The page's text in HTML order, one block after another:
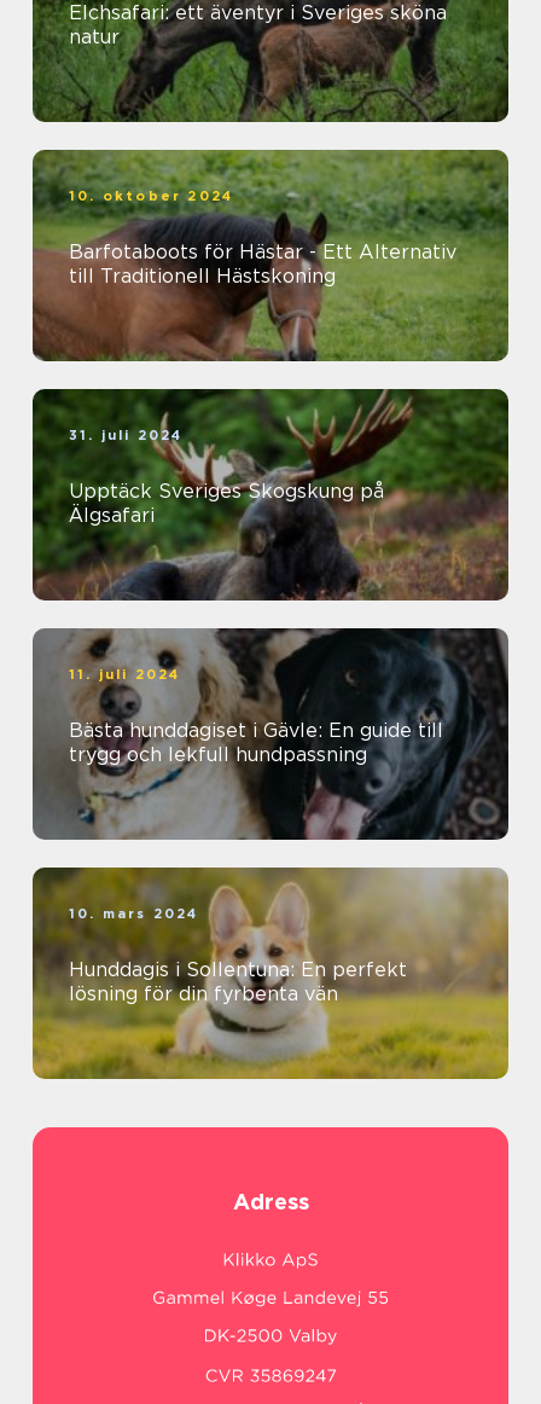
Elchsafari: ett äventyr i Sveriges sköna
natur
10. oktober 2024
Barfotaboots för Hästar - Ett Alternativ
till Traditionell Hästskoning
31. juli 2024
Upptäck Sveriges Skogskung på
Älgsafari
11. juli 2024
Bästa hunddagiset i Gävle: En guide till
trygg och lekfull hundpassning
10. mars 2024
Hunddagis i Sollentuna: En perfekt
lösning för din fyrbenta vän
Adress